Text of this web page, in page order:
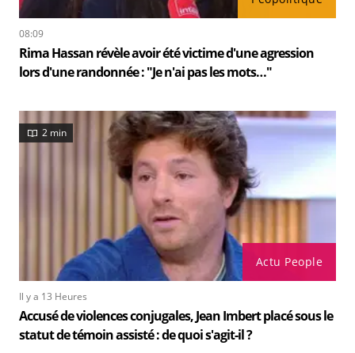
08:09
Rima Hassan révèle avoir été victime d'une agression
lors d'une randonnée : "Je n'ai pas les mots…"
Actu People
2 min
Il y a 13 Heures
Accusé de violences conjugales, Jean Imbert placé sous le
statut de témoin assisté : de quoi s'agit-il ?